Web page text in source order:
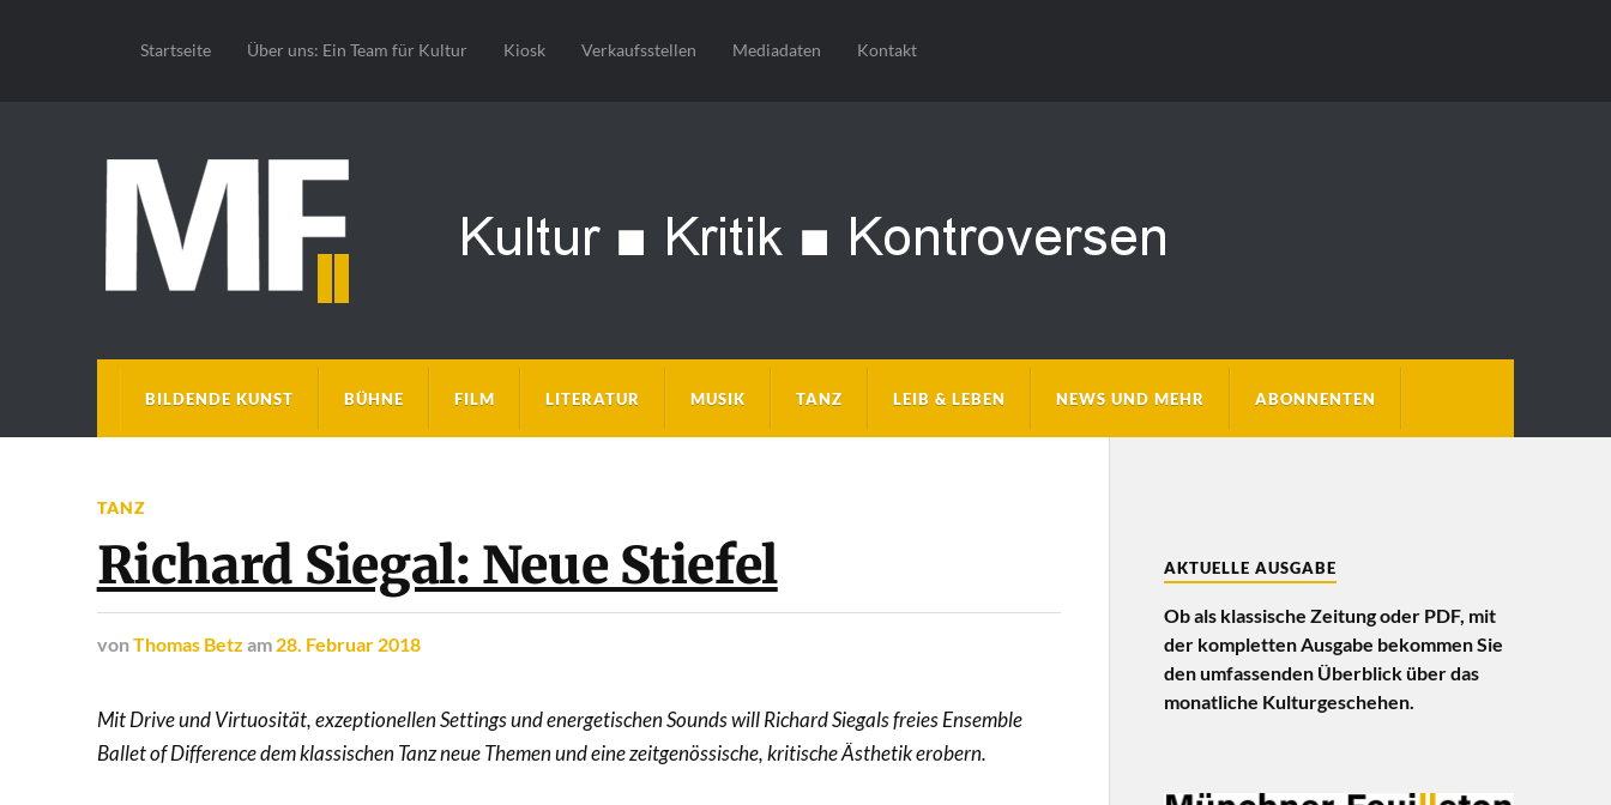
Startseite Über uns: Ein Team für Kultur Kiosk Verkaufsstellen Mediadaten Kontakt
BILDENDE KUNST BÜHNE FILM LITERATUR MUSIK TANZ LEIB & LEBEN NEWS UND MEHR ABONNENTEN
TANZ
Richard Siegal: Neue Stiefel
von Thomas Betz am 28. Februar 2018
Mit Drive und Virtuosität, exzeptionellen Settings und energetischen Sounds will Richard Siegals freies Ensemble
Ballet of Difference dem klassischen Tanz neue Themen und eine zeitgenössische, kritische Ästhetik erobern.
AKTUELLE AUSGABE
Ob als klassische Zeitung oder PDF, mit
der kompletten Ausgabe bekommen Sie
den umfassenden Überblick über das
monatliche Kulturgeschehen.